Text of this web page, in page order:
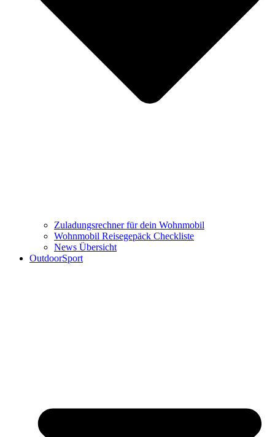
Zuladungsrechner für dein Wohnmobil
Wohnmobil Reisegepäck Checkliste
News Übersicht
OutdoorSport